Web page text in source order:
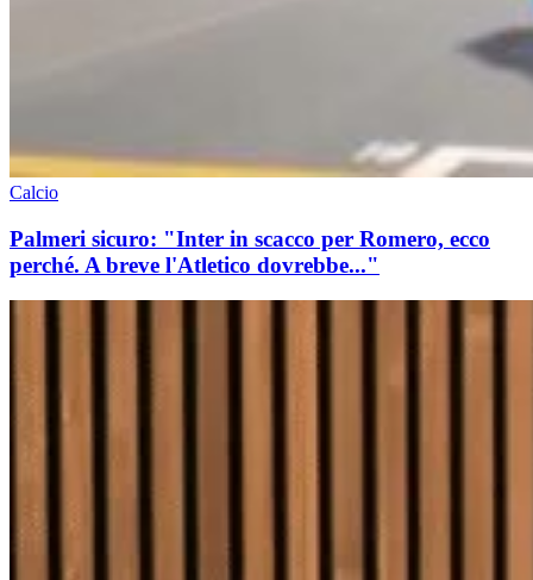
Calcio
Palmeri sicuro: "Inter in scacco per Romero, ecco
perché. A breve l'Atletico dovrebbe..."